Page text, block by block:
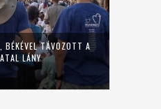
BÉKÉVEL TÁVOZOTT A
LÁNY